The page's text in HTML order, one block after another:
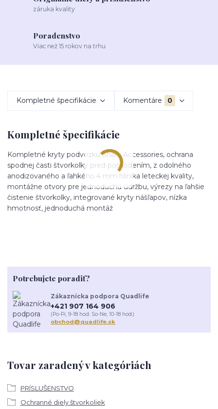
záruka kvality
Poradenstvo
Viac než 15 rokov na trhu
Kompletné špecifikácie Komentáre 0
Kompletné špecifikácie
Kompletné kryty podvozku Shark Accessories, ochrana
spodnej časti štvorkolky pred poškodením, z odolného
anodizovaného a ľahkého 4 mm hliníka leteckej kvality,
montážne otvory pre jednoduchú údržbu, výrezy na ľahšie
čistenie štvorkolky, integrované kryty nášľapov, nízka
hmotnosť, jednoduchá montáž
Tovar zaradený v kategóriách
PRÍSLUŠENSTVO
Ochranné diely štvorkoliek
Potrebujete poradiť?
Zákaznícka podpora Quadlife
+421 907 164 906
(Po-Pi, 9-18 hod. So-Ne, 10-18 hod.)
obchod@quadlife.sk